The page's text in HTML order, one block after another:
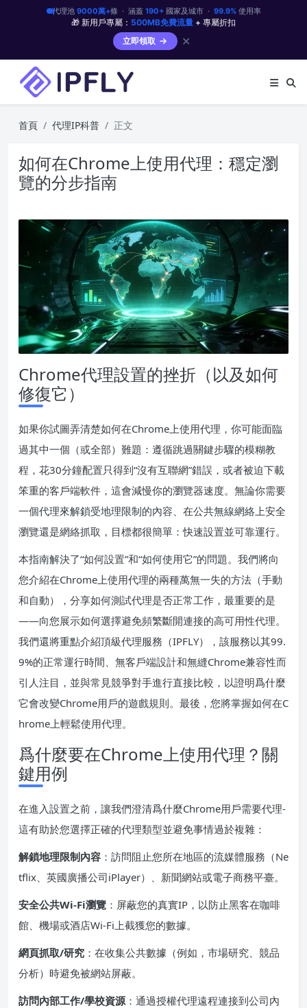
代理池 9000萬+條 · 涵蓋 190+國家及城市 · 99.9%使用率
🎁 新用戶專屬： 500MB免費流量 + 專屬折扣
立即領取
✕
首頁 代理IP科普 正文
如何在Chrome上使用代理：穩定瀏
覽的分步指南
Chrome代理設置的挫折（以及如何
修復它）
如果你試圖弄清楚如何在Chrome上使用代理，你可能面臨
過其中一個（或全部）難題：遵循跳過關鍵步驟的模糊教
程，花30分鐘配置只得到“沒有互聯網”錯誤，或者被迫下載
笨重的客戶端軟件，這會減慢你的瀏覽器速度。無論你需要
一個代理來解鎖受地理限制的內容、在公共無線網絡上安全
瀏覽還是網絡抓取，目標都很簡單：快速設置並可靠運行。
本指南解決了“如何設置”和“如何使用它”的問題。我們將向
您介紹在Chrome上使用代理的兩種萬無一失的方法（手動
和自動），分享如何測試代理是否正常工作，最重要的是
——向您展示如何選擇避免頻繁斷開連接的高可用性代理。
我們還將重點介紹頂級代理服務（IPFLY），該服務以其99.
9%的正常運行時間、無客戶端設計和無縫Chrome兼容性而
引人注目，並與常見競爭對手進行直接比較，以證明爲什麼
它會改變Chrome用戶的遊戲規則。最後，您將掌握如何在C
hrome上輕鬆使用代理。
爲什麼要在Chrome上使用代理？關
鍵用例
在進入設置之前，讓我們澄清爲什麼Chrome用戶需要代理-
這有助於您選擇正確的代理類型並避免事情過於複雜：
解鎖地理限制內容 ：訪問阻止您所在地區的流媒體服務（Ne
tflix、英國廣播公司iPlayer）、新聞網站或電子商務平臺。
安全公共Wi-Fi瀏覽 ：屏蔽您的真實IP，以防止黑客在咖啡
館、機場或酒店Wi-Fi上截獲您的數據。
網頁抓取/研究 ：在收集公共數據（例如，市場研究、競品
分析）時避免被網站屏蔽。
訪問內部工作/學校資源 ：通過授權代理遠程連接到公司內